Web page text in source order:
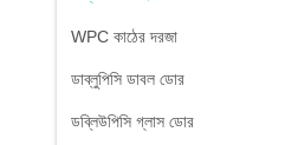
WPC কাঠের দরজা
ডাব্লুপিসি ডাবল ডোর
ডব্লিউপিসি গ্লাস ডোর